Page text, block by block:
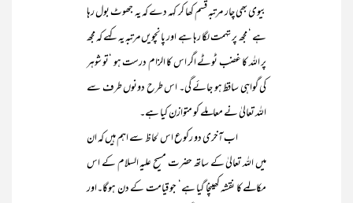
بیوی بھی چار مرتبہ قسم کھا کر کہہ دے کہ یہ جھوٹ بول رہا
ہے ‘ مجھ پر تہمت لگا رہا ہے اور پانچویں مرتبہ یہ کہے کہ مجھ
پر اللہ کا غضب ٹوٹے اگر اس کا الزام درست ہو ‘تو شوہر
کی گواہی ساقط ہو جائے گی۔ اس طرح دونوں طرف سے
اللہ تعالیٰ نے معاملے کو متوازن کیا ہے۔
اب آخری دو رکوع اس لحاظ سے اہم ہیں کہ ان
میں اللہ تعالیٰ کے ساتھ حضرت مسیح علیہ السلام کے اس
مکالمے کا نقشہ کھینچا گیا ہے‘ جو قیامت کے دن ہوگا۔اور